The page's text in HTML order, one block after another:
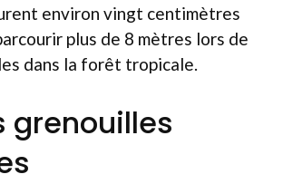
environ vingt centimètres
plus de 8 mètres lors de
dans la forêt tropicale.
grenouilles